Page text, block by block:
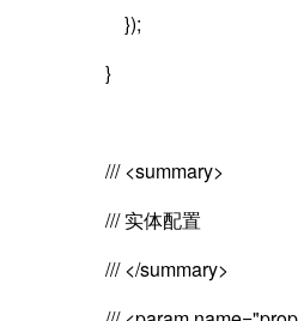
});
}
/// <summary>
/// 实体配置
/// </summary>